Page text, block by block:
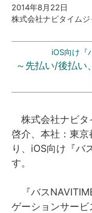
プレスリリ
サービス
法人向け
English
2014年8月22日
株式会社ナビタイムジ
iOS向け『
～先払い/後払い
株式会社ナビタ
啓介、本社：東
り、iOS向け『バ
す。
『バス
ゲーションサー